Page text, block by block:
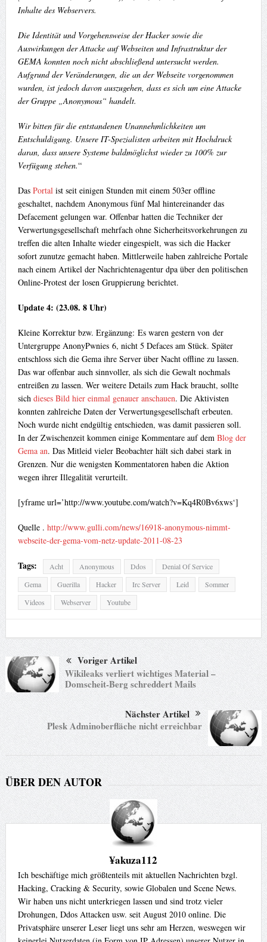
Inhalte des Webservers.
Die Identität und Vorgehensweise der Hacker sowie die
Auswirkungen der Attacke auf Webseiten und Infrastruktur der
GEMA konnten noch nicht abschließend untersucht werden.
Aufgrund der Veränderungen, die an der Webseite vorgenommen
wurden, ist jedoch davon auszugehen, dass es sich um eine Attacke
der Gruppe „Anonymous“ handelt.
Wir bitten für die entstandenen Unannehmlichkeiten um
Entschuldigung. Unsere IT-Spezialisten arbeiten mit Hochdruck
daran, dass unsere Systeme baldmöglichst wieder zu 100% zur
Verfügung stehen.“
Das Portal ist seit einigen Stunden mit einem 503er offline
geschaltet, nachdem Anonymous fünf Mal hintereinander das
Defacement gelungen war. Offenbar hatten die Techniker der
Verwertungsgesellschaft mehrfach ohne Sicherheitsvorkehrungen zu
treffen die alten Inhalte wieder eingespielt, was sich die Hacker
sofort zunutze gemacht haben. Mittlerweile haben zahlreiche Portale
nach einem Artikel der Nachrichtenagentur dpa über den politischen
Online-Protest der losen Gruppierung berichtet.
Update 4: (23.08. 8 Uhr)
Kleine Korrektur bzw. Ergänzung: Es waren gestern von der
Untergruppe AnonyPwnies 6, nicht 5 Defaces am Stück. Später
entschloss sich die Gema ihre Server über Nacht offline zu lassen.
Das war offenbar auch sinnvoller, als sich die Gewalt nochmals
entreißen zu lassen. Wer weitere Details zum Hack braucht, sollte
sich dieses Bild hier einmal genauer anschauen. Die Aktivisten
konnten zahlreiche Daten der Verwertungsgesellschaft erbeuten.
Noch wurde nicht endgültig entschieden, was damit passieren soll.
In der Zwischenzeit kommen einige Kommentare auf dem Blog der
Gema an. Das Mitleid vieler Beobachter hält sich dabei stark in
Grenzen. Nur die wenigsten Kommentatoren haben die Aktion
wegen ihrer Illegalität verurteilt.
[yframe url=’http://www.youtube.com/watch?v=Kq4R0Bv6xws‘]
Quelle . http://www.gulli.com/news/16918-anonymous-nimmt-
webseite-der-gema-vom-netz-update-2011-08-23
Tags: Acht Anonymous Ddos
Denial Of Service
Gema
Guerilla Hacker Irc Server Leid
Sommer
Videos
Webserver Youtube
Voriger Artikel
Wikileaks verliert wichtiges Material –
Domscheit-Berg schreddert Mails
Nächster Artikel
Plesk Adminoberfläche nicht erreichbar
ÜBER DEN AUTOR
¥akuza112
Ich beschäftige mich größtenteils mit aktuellen Nachrichten bzgl.
Hacking, Cracking & Security, sowie Globalen und Scene News.
Wir haben uns nicht unterkriegen lassen und sind trotz vieler
Drohungen, Ddos Attacken usw. seit August 2010 online. Die
Privatsphäre unserer Leser liegt uns sehr am Herzen, weswegen wir